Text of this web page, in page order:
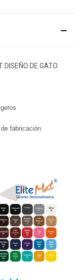
DE GATO
fabricación